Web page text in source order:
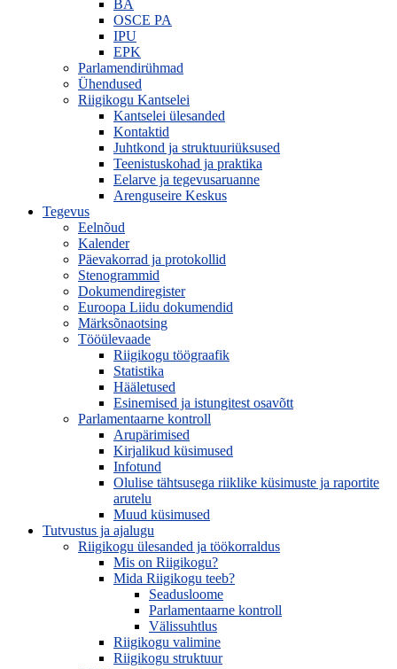
BA
OSCE PA
IPU
EPK
Parlamendirühmad
Ühendused
Riigikogu Kantselei
Kantselei ülesanded
Kontaktid
Juhtkond ja struktuuriüksused
Teenistuskohad ja praktika
Eelarve ja tegevusaruanne
Arenguseire Keskus
Tegevus
Eelnõud
Kalender
Päevakorrad ja protokollid
Stenogrammid
Dokumendiregister
Euroopa Liidu dokumendid
Märksõnaotsing
Tööülevaade
Riigikogu töögraafik
Statistika
Hääletused
Esinemised ja istungitest osavõtt
Parlamentaarne kontroll
Arupärimised
Kirjalikud küsimused
Infotund
Olulise tähtsusega riiklike küsimuste ja raportite
arutelu
Muud küsimused
Tutvustus ja ajalugu
Riigikogu ülesanded ja töökorraldus
Mis on Riigikogu?
Mida Riigikogu teeb?
Seadusloome
Parlamentaarne kontroll
Välissuhtlus
Riigikogu valimine
Riigikogu struktuur